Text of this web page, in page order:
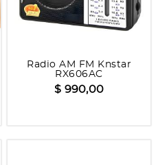
Radio AM FM Knstar
RX606AC
$ 990,00